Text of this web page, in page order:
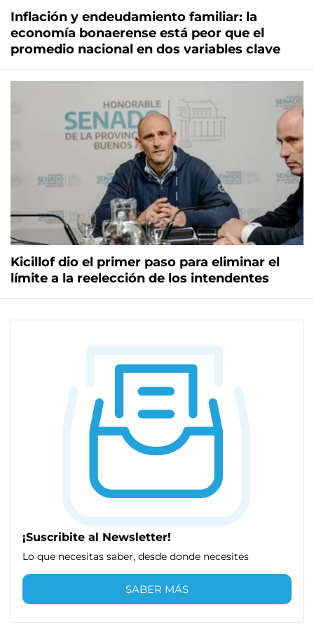
Inflación y endeudamiento familiar: la
economía bonaerense está peor que el
promedio nacional en dos variables clave
Kicillof dio el primer paso para eliminar el
límite a la reelección de los intendentes
¡Suscribite al Newsletter!
Lo que necesitas saber, desde donde necesites
SABER MÁS